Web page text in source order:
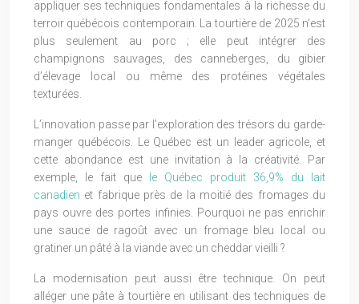
appliquer ses techniques fondamentales à la richesse du
terroir québécois contemporain. La tourtière de 2025 n’est
plus seulement au porc ; elle peut intégrer des
champignons sauvages, des canneberges, du gibier
d’élevage local ou même des protéines végétales
texturées.
L’innovation passe par l’exploration des trésors du garde-
manger québécois. Le Québec est un leader agricole, et
cette abondance est une invitation à la créativité. Par
exemple, le fait que
le Québec produit 36,9% du lait
canadien et fabrique près de la moitié des fromages du
pays ouvre des portes infinies. Pourquoi ne pas enrichir
une sauce de ragoût avec un fromage bleu local ou
gratiner un pâté à la viande avec un cheddar vieilli ?
La modernisation peut aussi être technique. On peut
alléger une pâte à tourtière en utilisant des techniques de